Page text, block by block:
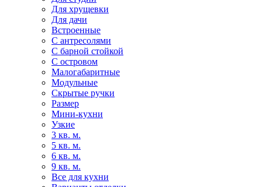
Для хрущевки
Для дачи
Встроенные
С антресолями
С барной стойкой
С островом
Малогабаритные
Модульные
Скрытые ручки
Размер
Мини-кухни
Узкие
3 кв. м.
5 кв. м.
6 кв. м.
9 кв. м.
Все для кухни